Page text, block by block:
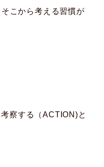
こから考える習慣が
察する（ACTION)と